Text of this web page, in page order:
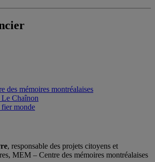
des mémoires montréalaises
Chaînon
fier monde
, responsable des projets citoyens et
MEM – Centre des mémoires montréalaises